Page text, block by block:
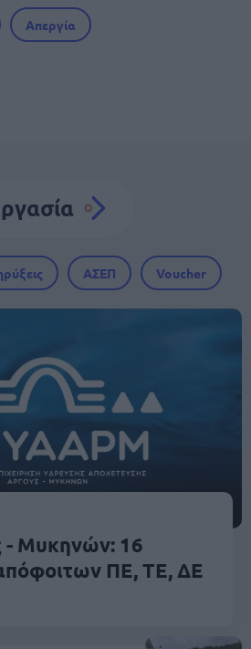
Απεργία
ΑΣΕΠ Voucher
- Μυκηνών: 16
ΠΕ, ΤΕ, ΔΕ